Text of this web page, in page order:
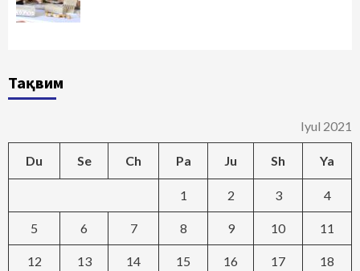
Тақвим
Iyul 2021
Du Se Ch Pa Ju Sh Ya
1 2 3 4
5 6 7 8 9 10 11
12 13 14 15 16 17 18